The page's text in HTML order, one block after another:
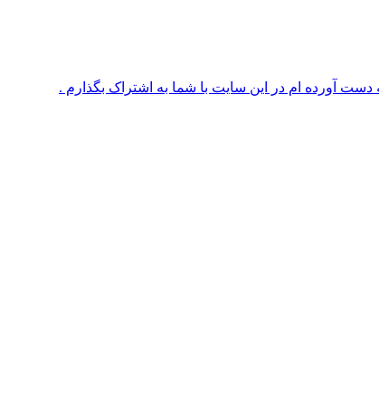
آورده ام در این سایت با شما به اشتراک بگذارم .